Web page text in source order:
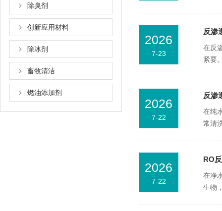
除臭剂
创新应用材料
除冰剂
畜牧清洁
燃油添加剂
2026
7-23
反渗
在反
紧要
2026
7-22
反渗
在纯
常清
2026
7-22
RO
在净
生物